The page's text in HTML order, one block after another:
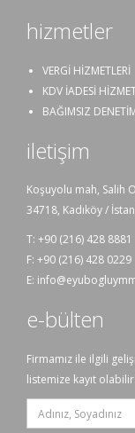
hizmetler
VERGİ HİZMETLERİ
KDV İADESİ
BAĞIMSIZ
iletişim
Koşuyolu mah, Salih
34718, Kadıköy /
T: +90 (216) 428 8881
F: +90 (216) 428 0229
E:
e-bülten
Firmamız ile ilgili
listemize kayıt